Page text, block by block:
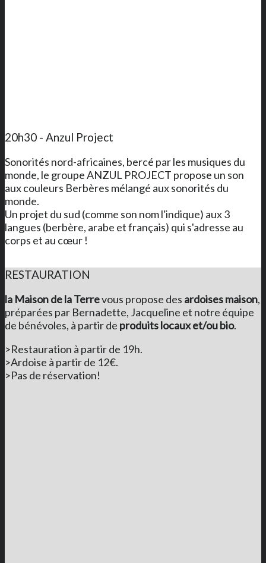
20h30 - Anzul Project
Sonorités nord-africaines, bercé par les musiques du
monde, le groupeANZUL PROJECT propose un son
aux couleurs Berbères mélangé aux sonorités du
monde.
Un projet du sud (comme son nom l'indique) aux 3
langues (berbère, arabe et français) qui s'adresse au
corps et au cœur !
RESTAURATION
la Maison de la Terrevous propose des ardoises maison,
préparées par Bernadette, Jacqueline et notre équipe
de bénévoles, à partir de produits locaux et/ou bio.
>Restauration à partir de 19h.
>Ardoise à partir de 12€.
>Pas de réservation!